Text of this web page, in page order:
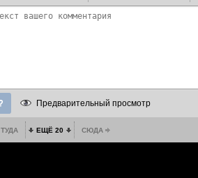
Предварительный просмотр
ТУДА ЕЩЁ 20 СЮДА